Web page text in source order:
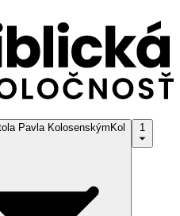
Pavla Kolosenským Kol